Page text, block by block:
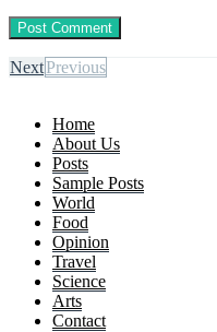
NextPrevious
Home
About Us
Posts
Sample Posts
World
Food
Opinion
Travel
Science
Arts
Contact